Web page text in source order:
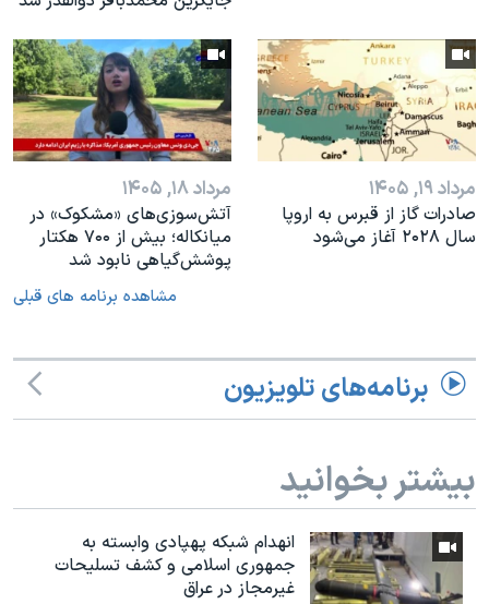
مرداد ۱۹, ۱۴۰۵
صادرات گاز از قبرس به اروپا
سال ۲۰۲۸ آغاز می‌شود
مرداد ۱۸, ۱۴۰۵
آتش‌سوزی‌های «مشکوک» در
میانکاله؛ بیش از ۷۰۰ هکتار
پوشش‌گیاهی نابود شد
مشاهده برنامه های قبلی
برنامه‌های تلویزیون
بیشتر بخوانید
انهدام شبکه پهپادی وابسته به
جمهوری اسلامی و کشف تسلیحات
غیرمجاز در عراق